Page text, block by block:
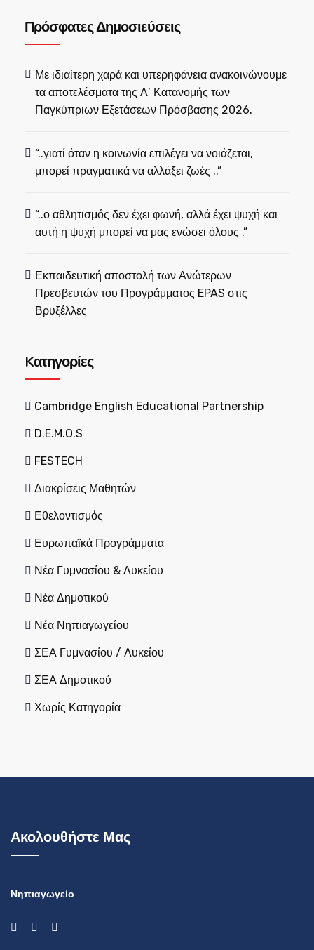
Πρόσφατες Δημοσιεύσεις
Με ιδιαίτερη χαρά και υπερηφάνεια ανακοινώνουμε
τα αποτελέσματα της Α’ Κατανομής των
Παγκύπριων Εξετάσεων Πρόσβασης 2026.
“..γιατί όταν η κοινωνία επιλέγει να νοιάζεται,
μπορεί πραγματικά να αλλάξει ζωές ..”
“..ο αθλητισμός δεν έχει φωνή, αλλά έχει ψυχή και
αυτή η ψυχή μπορεί να μας ενώσει όλους .”
Εκπαιδευτική αποστολή των Ανώτερων
Πρεσβευτών του Προγράμματος EPAS στις
Βρυξέλλες
Kατηγορίες
Cambridge English Educational Partnership
D.E.M.O.S
FESTECH
Διακρίσεις Μαθητών
Εθελοντισμός
Ευρωπαϊκά Προγράμματα
Νέα Γυμνασίου & Λυκείου
Νέα Δημοτικού
Νέα Νηπιαγωγείου
ΣΕΑ Γυμνασίου / Λυκείου
ΣΕΑ Δημοτικού
Χωρίς Κατηγορία
Ακολουθήστε Μας
Νηπιαγωγείο